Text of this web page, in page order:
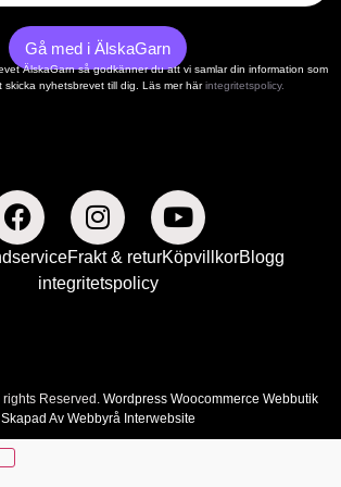
Gå med i ÄlskaGarn
ÄlskaGarn så godkänner du att vi samlar din information som
skicka nyhetsbrevet till dig. Läs mer härintegritetspolicy.
Frakt & returKöpvillkorBlogg
integritetspolicy
Reserved. Wordpress Woocommerce Webbutik
Skapad Av Webbyrå Interwebsite